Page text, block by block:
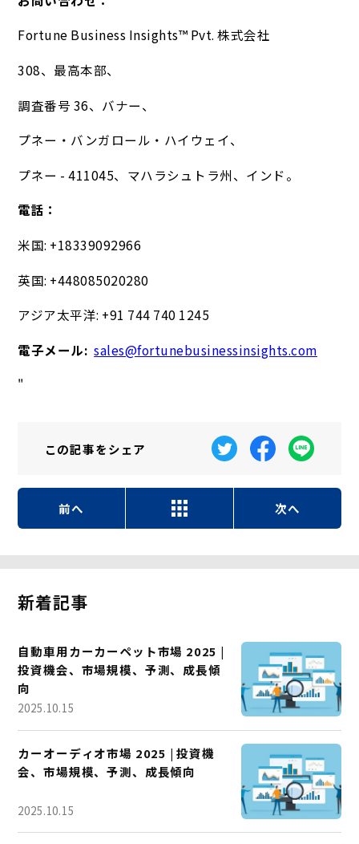
Fortune Business Insights™ Pvt. 株式会社
308、最高本部、
調査番号 36、バナー、
プネー・バンガロール・ハイウェイ、
プネー - 411045、マハラシュトラ州、インド。
電話：
米国: +18339092966
英国: +448085020280
アジア太平洋: +91 744 740 1245
電子メール: sales@fortunebusinessinsights.com
"
この記事をシェア
前へ 次へ
新着記事
自動車用カーカーペット市場 2025 |
投資機会、市場規模、予測、成長傾
向
2025.10.15
カーオーディオ市場 2025 | 投資機
会、市場規模、予測、成長傾向
2025.10.15